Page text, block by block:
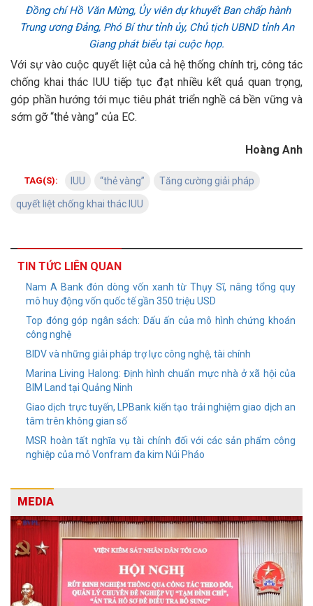
Đồng chí Hồ Văn Mừng, Ủy viên dự khuyết Ban chấp hành
Trung ương Đảng, Phó Bí thư tỉnh ủy, Chủ tịch UBND tỉnh An
Giang phát biểu tại cuộc họp.
Với sự vào cuộc quyết liệt của cả hệ thống chính trị, công tác
chống khai thác IUU tiếp tục đạt nhiều kết quả quan trọng,
góp phần hướng tới mục tiêu phát triển nghề cá bền vững và
sớm gỡ “thẻ vàng” của EC.
Hoàng Anh
TAG(S): IUU “thẻ vàng” Tăng cường giải pháp
quyết liệt chống khai thác IUU
TIN TỨC LIÊN QUAN
Nam A Bank đón dòng vốn xanh từ Thụy Sĩ, nâng tổng quy
mô huy động vốn quốc tế gần 350 triệu USD
Top đóng góp ngân sách: Dấu ấn của mô hình chứng khoán
công nghệ
BIDV và những giải pháp trợ lực công nghệ, tài chính
Marina Living Halong: Định hình chuẩn mực nhà ở xã hội của
BIM Land tại Quảng Ninh
Giao dịch trực tuyến, LPBank kiến tạo trải nghiệm giao dịch an
tâm trên không gian số
MSR hoàn tất nghĩa vụ tài chính đối với các sản phẩm công
nghiệp của mỏ Vonfram đa kim Núi Pháo
MEDIA